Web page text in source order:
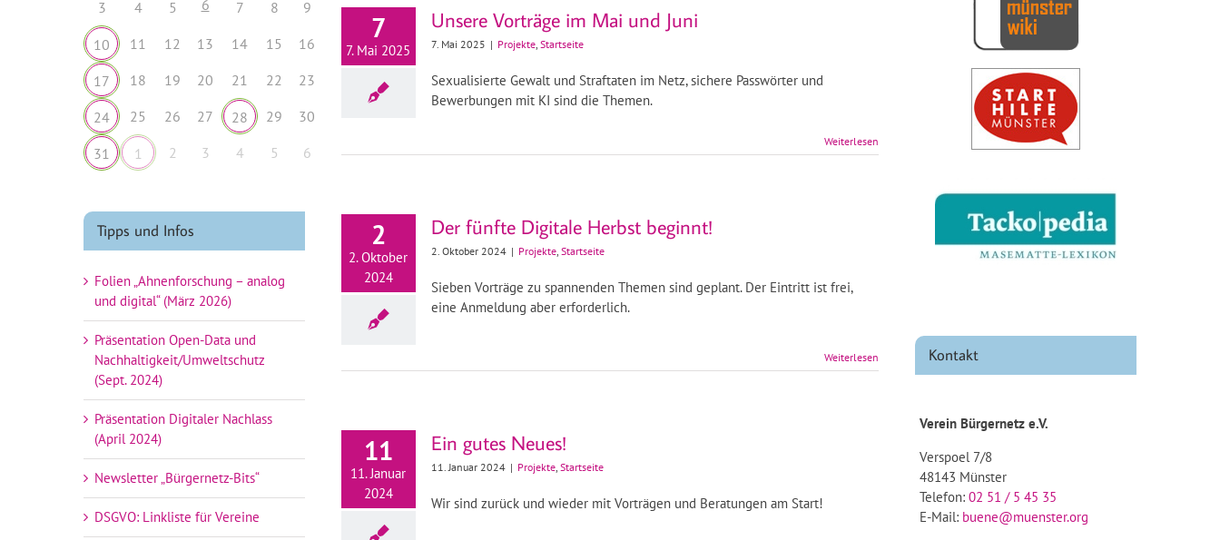
7
7. Mai 2025
Unsere Vorträge im Mai und Juni
7. Mai 2025 | Projekte, Startseite
Sexualisierte Gewalt und Straftaten im Netz, sichere Passwörter und
Bewerbungen mit KI sind die Themen.
Weiterlesen
2
2. Oktober
2024
Der fünfte Digitale Herbst beginnt!
2. Oktober 2024 | Projekte, Startseite
Sieben Vorträge zu spannenden Themen sind geplant. Der Eintritt ist frei,
eine Anmeldung aber erforderlich.
Weiterlesen
11
11. Januar
2024
Ein gutes Neues!
11. Januar 2024 | Projekte, Startseite
Wir sind zurück und wieder mit Vorträgen und Beratungen am Start!
3
4 5 6 7 8 9
10 11 12 13 14 15 16
17 18 19 20 21 22 23
24 25 26 27 28 29 30
31 1 2 3 4 5 6
Tipps und Infos
Folien „Ahnenforschung – analog
und digital“ (März 2026)
Präsentation Open-Data und
Nachhaltigkeit/Umweltschutz
(Sept. 2024)
Präsentation Digitaler Nachlass
(April 2024)
Newsletter „Bürgernetz-Bits“
DSGVO: Linkliste für Vereine
Kontakt
Verein Bürgernetz e.V.
Verspoel 7/8
48143 Münster
Telefon:02 51 / 5 45 35
E-Mail: buene@muenster.org